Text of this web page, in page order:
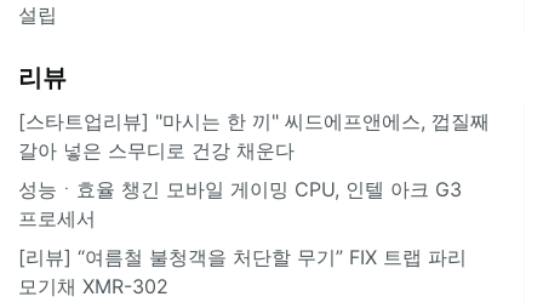
설립
리뷰
[스타트업리뷰] "마시는 한 끼" 씨드에프앤에스, 껍질째
갈아 넣은 스무디로 건강 채운다
성능ㆍ효율 챙긴 모바일 게이밍 CPU, 인텔 아크 G3
프로세서
[리뷰] “여름철 불청객을 처단할 무기” FIX 트랩 파리
모기채 XMR-302